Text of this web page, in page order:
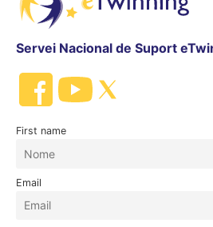
Servei Nacional de Suport
First name
Email